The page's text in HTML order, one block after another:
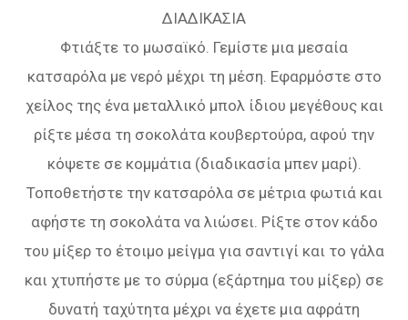
ΔΙΑΔΙΚΑΣΙΑ
Φτιάξτε το µωσαϊκό. Γεµίστε µια µεσαία
κατσαρόλα µε νερό µέχρι τη µέση. Εφαρµόστε στο
χείλος της ένα µεταλλικό µπολ ίδιου µεγέθους και
ρίξτε µέσα τη σοκολάτα κουβερτούρα, αφού την
κόψετε σε κοµµάτια (διαδικασία µπεν µαρί).
Τοποθετήστε την κατσαρόλα σε µέτρια φωτιά και
αφήστε τη σοκολάτα να λιώσει. Ρίξτε στον κάδο
του µίξερ το έτοιµο µείγµα για σαντιγί και το γάλα
και χτυπήστε µε το σύρµα (εξάρτηµα του µίξερ) σε
δυνατή ταχύτητα µέχρι να έχετε µια αφράτη